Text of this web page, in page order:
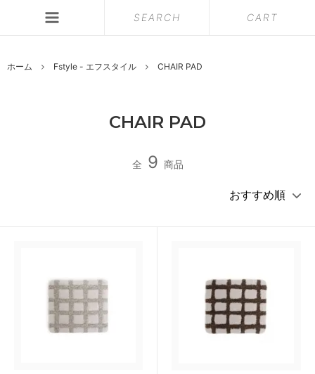
SEARCH CART
ホーム Fstyle - エフスタイル CHAIR PAD
CHAIR PAD
全 9 商品